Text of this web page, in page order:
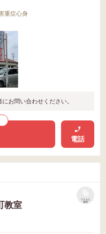
重症心身
お問い合わせください。
電話
教室
リストに
保存